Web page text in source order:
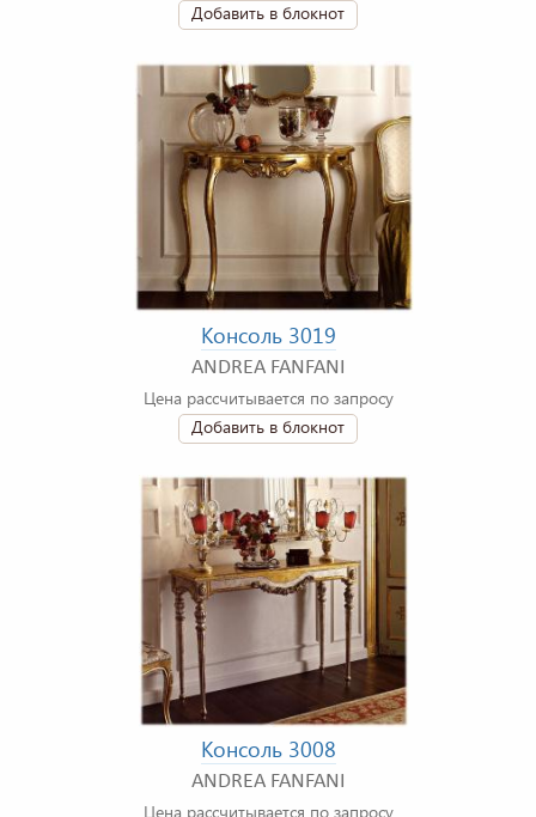
Добавить в блокнот
Консоль 3019
ANDREA FANFANI
Цена рассчитывается по запросу
Добавить в блокнот
Консоль 3008
ANDREA FANFANI
Цена рассчитывается по запросу